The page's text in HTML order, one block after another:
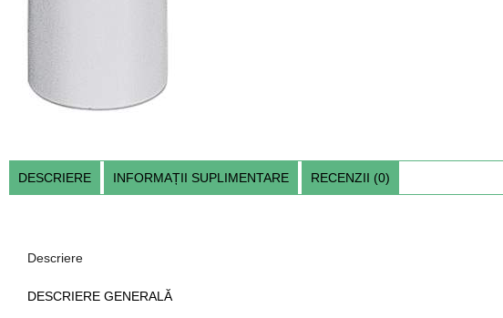
DESCRIERE INFORMAȚII SUPLIMENTARE RECENZII (0)
Descriere
DESCRIERE GENERALĂ